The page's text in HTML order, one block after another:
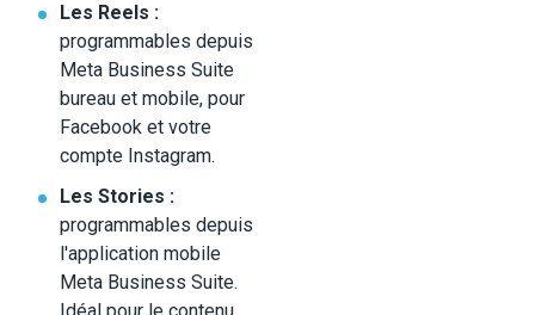
Les Reels :
programmables depuis
Meta Business Suite
bureau et mobile, pour
Facebook et votre
compte Instagram.
Les Stories :
programmables depuis
l'application mobile
Meta Business Suite.